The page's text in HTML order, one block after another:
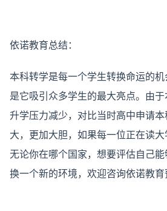
依诺教育总结：
本科转学是每一个学生转换命运的
是它吸引众多学生的最大亮点。由于
升学压力减少，对比当时高中申请
大，更加大胆，如果每一位正在读大
无论你在哪个国家，想要评估自己
换一个新的环境，欢迎咨询依诺教育